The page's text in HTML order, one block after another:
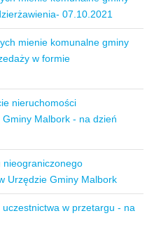
07.10.2021
mienie komunalne gminy
w formie
nieruchomości
Malbork - na dzień
nieograniczonego
Urzędzie Gminy Malbork
w przetargu - na